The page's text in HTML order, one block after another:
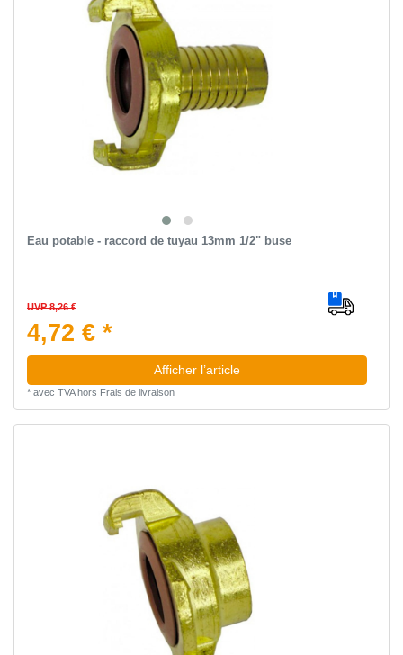
Eau potable - raccord de tuyau 13mm 1/2" buse
UVP 8,26 €
4,72 € *
Afficher l’article
* avec TVAhors Frais de livraison